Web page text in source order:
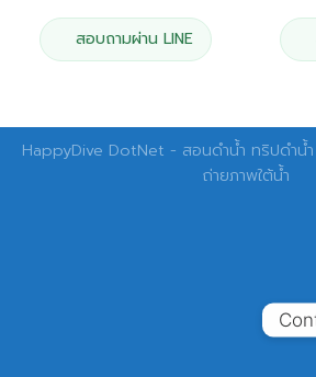
฿1,890.00.฿1,701.00.
สอบถามผ่าน LINE
HappyDive DotNet - สอนดำน้ำ ทริปดำ
ถ่ายภาพใต้น้ำ